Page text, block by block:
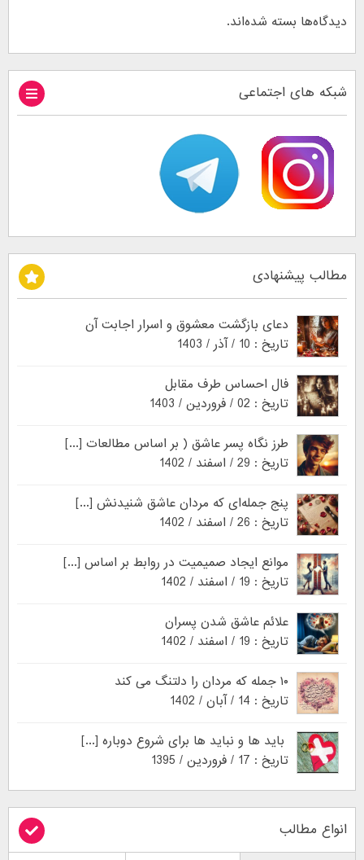
دیدگاه‌ها بسته شده‌اند.
شبکه های اجتماعی
مطالب پیشنهادی
دعای بازگشت معشوق و اسرار اجابت آن
تاریخ : 10 / آذر / 1403
فال احساس طرف مقابل
تاریخ : 02 / فروردین / 1403
طرز نگاه پسر عاشق ( بر اساس مطالعات [...]
تاریخ : 29 / اسفند / 1402
پنج جمله‌ای که مردان عاشق شنیدنش [...]
تاریخ : 26 / اسفند / 1402
موانع ایجاد صمیمیت در روابط بر اساس [...]
تاریخ : 19 / اسفند / 1402
علائم عاشق شدن پسران
تاریخ : 19 / اسفند / 1402
۱۰ جمله که مردان را دلتنگ می کند
تاریخ : 14 / آبان / 1402
باید ها و نباید ها برای شروع دوباره [...]
تاریخ : 17 / فروردین / 1395
انواع مطالب